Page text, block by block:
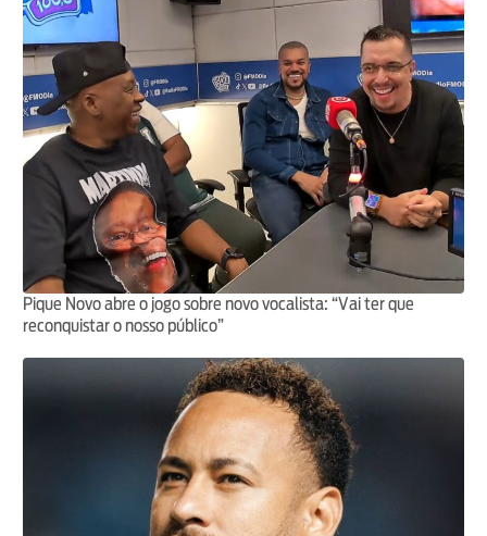
Pique Novo abre o jogo sobre novo vocalista: “Vai ter que
reconquistar o nosso público”